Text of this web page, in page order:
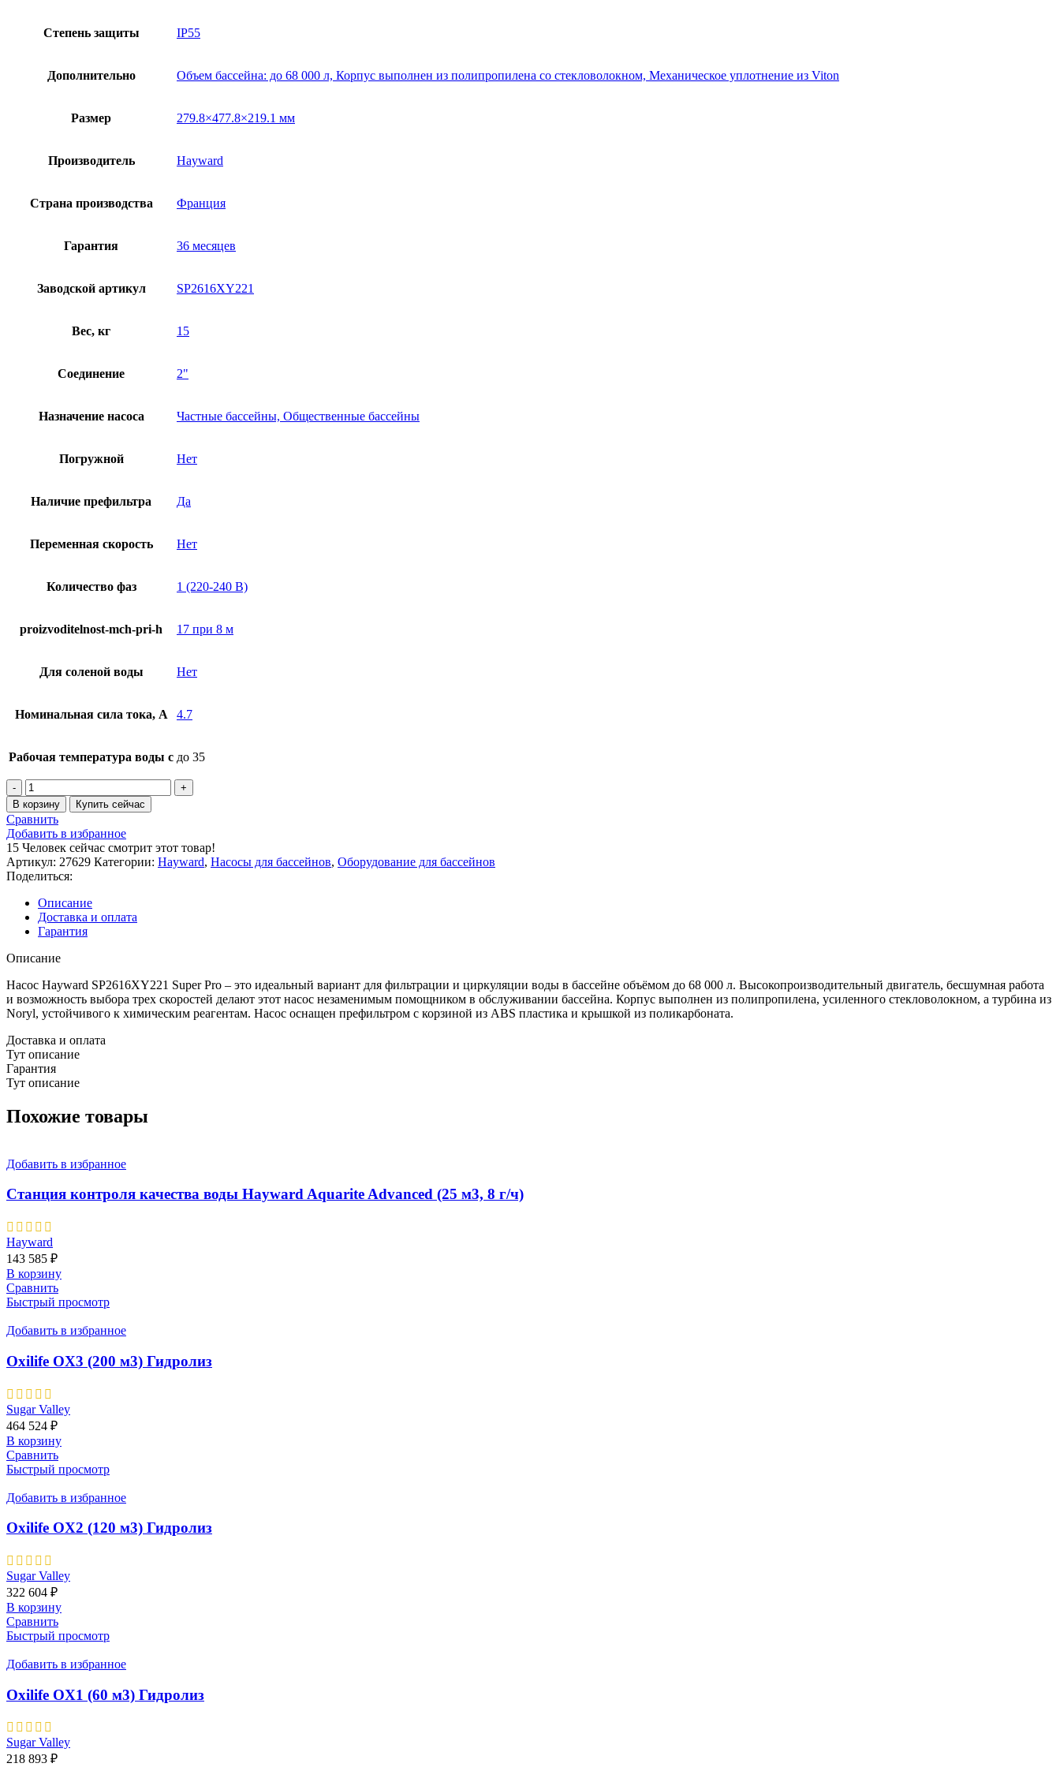
Степень защиты IP55
Дополнительно Объем бассейна: до 68 000 л, Корпус выполнен из полипропилена со стекловолокном, Механическое уплотнение из Viton
Размер 279.8×477.8×219.1 мм
Производитель Hayward
Страна производства Франция
Гарантия 36 месяцев
Заводской артикул SP2616XY221
Вес, кг 15
Соединение 2"
Назначение насоса Частные бассейны, Общественные бассейны
Погружной Нет
Наличие префильтра Да
Переменная скорость Нет
Количество фаз 1 (220-240 В)
proizvoditelnost-mch-pri-h 17 при 8 м
Для соленой воды Нет
Номинальная сила тока, А 4.7
Рабочая температура воды с до 35
В корзину Купить сейчас
Сравнить
Добавить в избранное
15 Человек сейчас смотрит этот товар!
Артикул: 27629 Категории: Hayward, Насосы для бассейнов, Оборудование для бассейнов
Поделиться:
Описание
Доставка и оплата
Гарантия
Описание
Насос Hayward SP2616XY221 Super Pro – это идеальный вариант для фильтрации и циркуляции воды в бассейне объёмом до 68 000 л. Высокопроизводительный двигатель, бесшумная работа
и возможность выбора трех скоростей делают этот насос незаменимым помощником в обслуживании бассейна. Корпус выполнен из полипропилена, усиленного стекловолокном, а турбина из
Noryl, устойчивого к химическим реагентам. Насос оснащен префильтром с корзиной из ABS пластика и крышкой из поликарбоната.
Доставка и оплата
Тут описание
Гарантия
Тут описание
Похожие товары
Добавить в избранное
Станция контроля качества воды Hayward Aquarite Advanced (25 м3, 8 г/ч)
Hayward
143 585 ₽
В корзину
Сравнить
Быстрый просмотр
Добавить в избранное
Oxilife OX3 (200 м3) Гидролиз
Sugar Valley
464 524 ₽
В корзину
Сравнить
Быстрый просмотр
Добавить в избранное
Oxilife OX2 (120 м3) Гидролиз
Sugar Valley
322 604 ₽
В корзину
Сравнить
Быстрый просмотр
Добавить в избранное
Oxilife OX1 (60 м3) Гидролиз
Sugar Valley
218 893 ₽